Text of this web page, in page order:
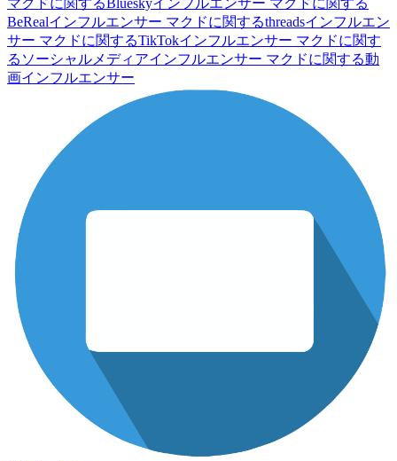
マクドに関するBlueskyインフルエンサー マクドに関する
BeRealインフルエンサー マクドに関するthreadsインフルエン
サー マクドに関するTikTokインフルエンサー マクドに関す
るソーシャルメディアインフルエンサー マクドに関する動
画インフルエンサー